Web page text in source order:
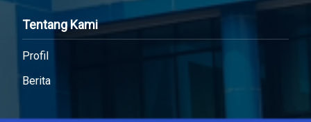
Tentang Kami
Profil
Berita